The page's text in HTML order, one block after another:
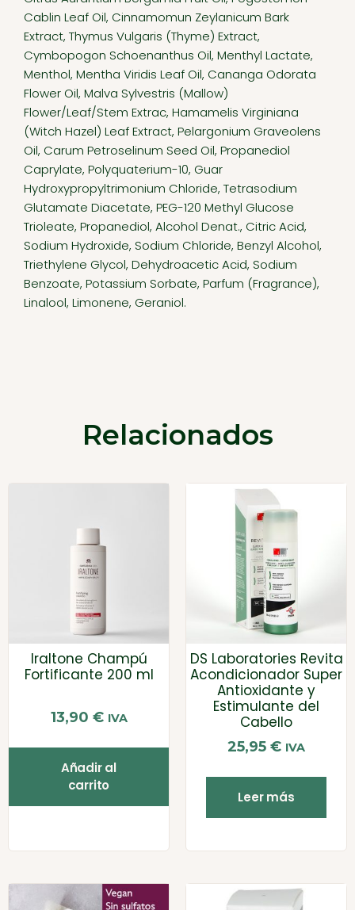
Cablin Leaf Oil, Cinnamomun Zeylanicum Bark
Extract, Thymus Vulgaris (Thyme) Extract,
Cymbopogon Schoenanthus Oil, Menthyl Lactate,
Menthol, Mentha Viridis Leaf Oil, Cananga Odorata
Flower Oil, Malva Sylvestris (Mallow)
Flower/Leaf/Stem Extrac, Hamamelis Virginiana
(Witch Hazel) Leaf Extract, Pelargonium Graveolens
Oil, Carum Petroselinum Seed Oil, Propanediol
Caprylate, Polyquaterium-10, Guar
Hydroxypropyltrimonium Chloride, Tetrasodium
Glutamate Diacetate, PEG-120 Methyl Glucose
Trioleate, Propanediol, Alcohol Denat., Citric Acid,
Sodium Hydroxide, Sodium Chloride, Benzyl Alcohol,
Triethylene Glycol, Dehydroacetic Acid, Sodium
Benzoate, Potassium Sorbate, Parfum (Fragrance),
Linalool, Limonene, Geraniol.
Relacionados
Iraltone Champú
Fortificante 200 ml
13,90 € IVA
Añadir al
carrito
DS Laboratories Revita
Acondicionador Super
Antioxidante y
Estimulante del
Cabello
25,95 € IVA
Leer más